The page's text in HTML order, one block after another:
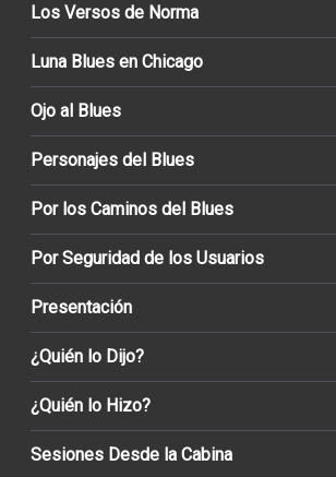
Los Versos de Norma
Luna Blues en Chicago
Ojo al Blues
Personajes del Blues
Por los Caminos del Blues
Por Seguridad de los Usuarios
Presentación
¿Quién lo Dijo?
¿Quién lo Hizo?
Sesiones Desde la Cabina